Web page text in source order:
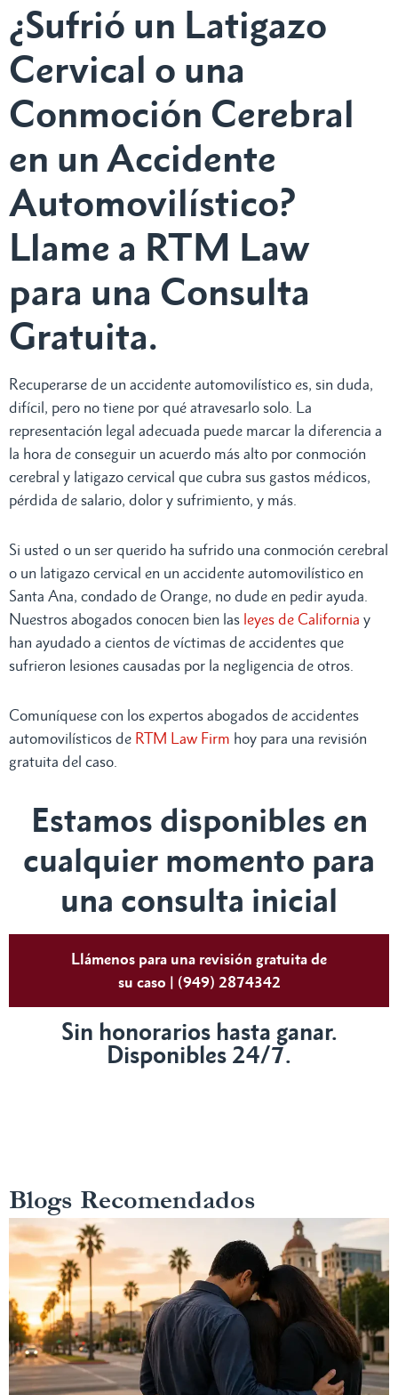
¿Sufrió un Latigazo
Cervical o una
Conmoción Cerebral
en un Accidente
Automovilístico?
Llame a RTM Law
para una Consulta
Gratuita.
Recuperarse de un accidente automovilístico es, sin duda,
difícil, pero no tiene por qué atravesarlo solo. La
representación legal adecuada puede marcar la diferencia a
la hora de conseguir un acuerdo más alto por conmoción
cerebral y latigazo cervical que cubra sus gastos médicos,
pérdida de salario, dolor y sufrimiento, y más.
Si usted o un ser querido ha sufrido una conmoción cerebral
o un latigazo cervical en un accidente automovilístico en
Santa Ana, condado de Orange, no dude en pedir ayuda.
Nuestros abogados conocen bien las leyes de California y
han ayudado a cientos de víctimas de accidentes que
sufrieron lesiones causadas por la negligencia de otros.
Comuníquese con los expertos abogados de accidentes
automovilísticos de RTM Law Firm hoy para una revisión
gratuita del caso.
Estamos disponibles en
cualquier momento para
una consulta inicial
Llámenos para una revisión gratuita de
su caso | (949) 2874342
Sin honorarios hasta ganar.
Disponibles 24/7.
Blogs Recomendados